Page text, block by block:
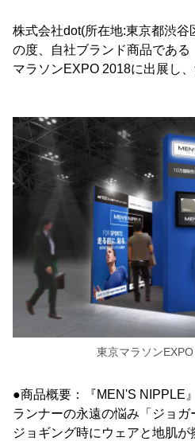
株式会社dot(所在地:東京都渋谷
の度、自社ブランド商品であ
マラソンEXPO 2018に出展し
東京マラソン
●商品概要：『MEN'S NIPPLE
ランナーの永遠の悩み「ジョガ
ジョギング時にウェアと地肌